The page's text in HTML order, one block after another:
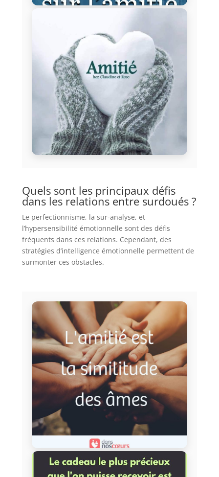
Quels sont les principaux défis
dans les relations entre surdoués ?
Le perfectionnisme, la sur-analyse, et
l’hypersensibilité émotionnelle sont des défis
fréquents dans ces relations. Cependant, des
stratégies d’intelligence émotionnelle permettent de
surmonter ces obstacles.